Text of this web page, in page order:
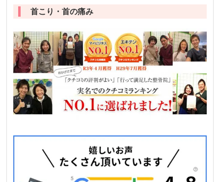
首こり・首の痛み